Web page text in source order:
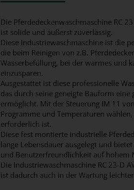
Die Pferdedeckenwaschmaschine RC
ist solide und äußerst zuverlässig.
Diese Industriewaschmaschine ist die
die beim Reinigen von z.B.
Wasserbefüllung, bei der warmes und
einzusparen.
Ausgestattet ist diese professionelle
das durch seine geneigte Bauform
ermöglicht. Mit der Steuerung IM 11
Programme und Temperaturen
erforderlich ist.
Diese fest montierte industrielle
lange Lebensdauer ausgelegt und
und Benutzerfreundlichkeit auf hohem
Die Industriewaschmaschine RC 23-D
ist dadurch auch in der Wartung